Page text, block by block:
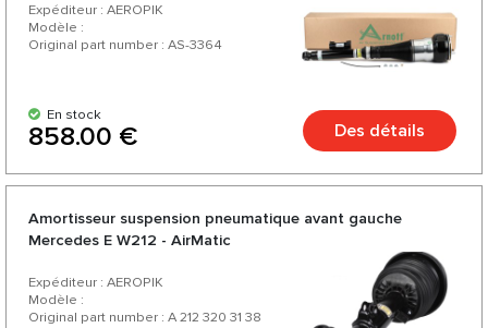
Expéditeur : AEROPIK
Modèle :
Original part number : AS-3364
En stock
858.00 € Des détails
Amortisseur suspension pneumatique avant gauche
Mercedes E W212 - AirMatic
Expéditeur : AEROPIK
Modèle :
Original part number : A 212 320 31 38